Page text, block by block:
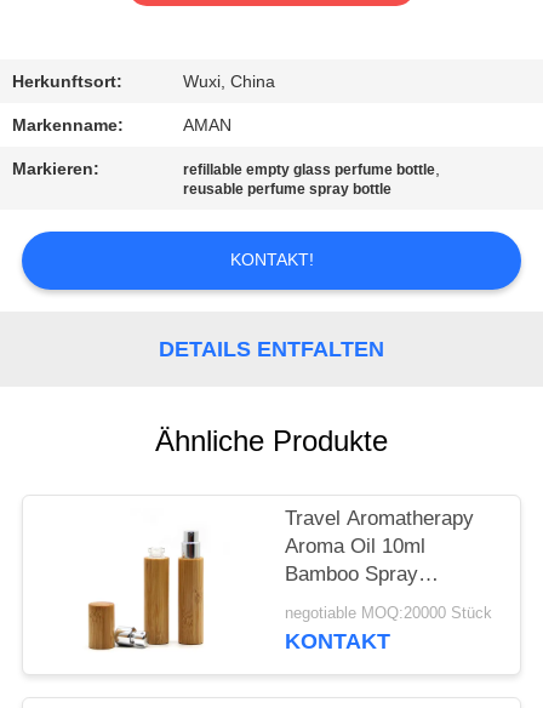
UNS
QUALITÄTSKONTROLLE
KONTAKT
NACHRICHT
ANGEBOT
ANFORDERN
Herkunftsort: Wuxi, China
Markenname: AMAN
Markieren: refillable empty glass perfume bottle,
reusable perfume spray bottle
KONTAKT!
DETAILS ENTFALTEN
Ähnliche Produkte
Travel Aromatherapy
Aroma Oil 10ml
Bamboo Spray
Perfume Bottle With
Screw Spray Cap
negotiable MOQ:20000 Stück
KONTAKT